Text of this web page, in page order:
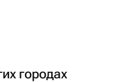
городах